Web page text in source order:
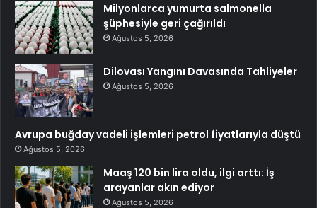
Milyonlarca yumurta salmonella
şüphesiyle geri çağırıldı
Ağustos 5, 2026
Dilovası Yangını Davasında Tahliyeler
Ağustos 5, 2026
Avrupa buğday vadeli işlemleri petrol fiyatlarıyla düştü
Ağustos 5, 2026
Maaş 120 bin lira oldu, ilgi arttı: İş
arayanlar akın ediyor
Ağustos 5, 2026